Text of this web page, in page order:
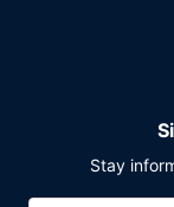
Stay